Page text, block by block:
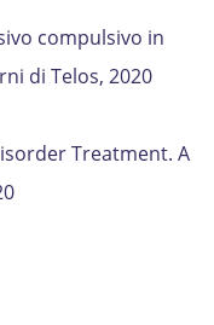
compulsivo in
di Telos, 2020
Treatment. A